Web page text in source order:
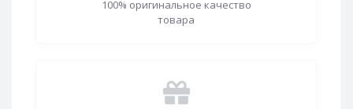
100% оригинальное качество
товара